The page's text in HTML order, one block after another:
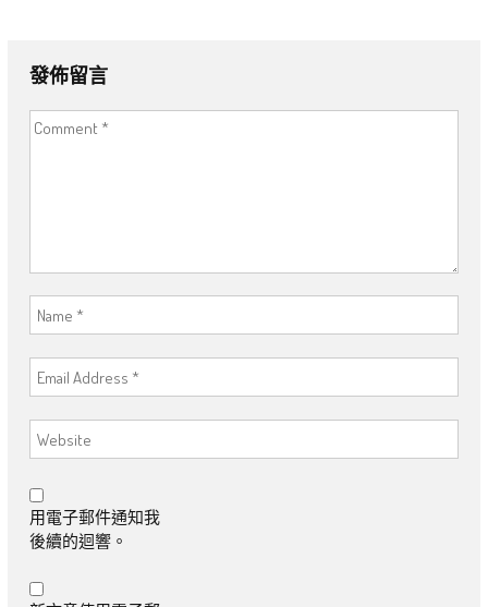
發佈留言
用電子郵件通知我
後續的迴響。